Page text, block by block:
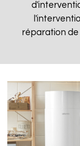
réparation